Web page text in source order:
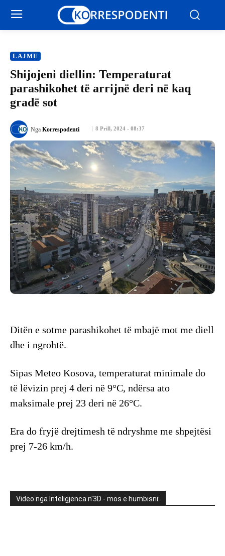
LAJME
Shijojeni diellin: Temperaturat
parashikohet të arrijnë deri në kaq
gradë sot
8 Prill, 2024 - 08:37
Nga Korrespodenti
Ditën e sotme parashikohet të mbajë mot me diell
dhe i ngrohtë.
Sipas Meteo Kosova, temperaturat minimale do
të lëvizin prej 4 deri në 9°C, ndërsa ato
maksimale prej 23 deri në 26°C.
Era do fryjë drejtimesh të ndryshme me shpejtësi
prej 7-26 km/h.
Video nga Inteligjenca n'3D - mos e humbisni: